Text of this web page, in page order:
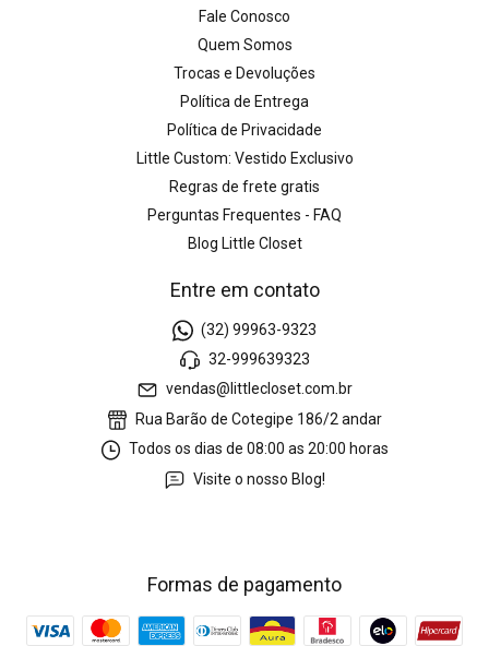
Fale Conosco
Quem Somos
Trocas e Devoluções
Política de Entrega
Política de Privacidade
Little Custom: Vestido Exclusivo
Regras de frete gratis
Perguntas Frequentes - FAQ
Blog Little Closet
Entre em contato
(32) 99963-9323
32-999639323
vendas@littlecloset.com.br
Rua Barão de Cotegipe 186/2 andar
Todos os dias de 08:00 as 20:00 horas
Visite o nosso Blog!
Formas de pagamento